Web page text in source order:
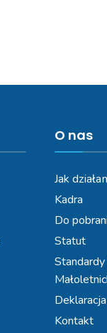
O nas
Jak
Kadra
Do
Statut
Kontakt